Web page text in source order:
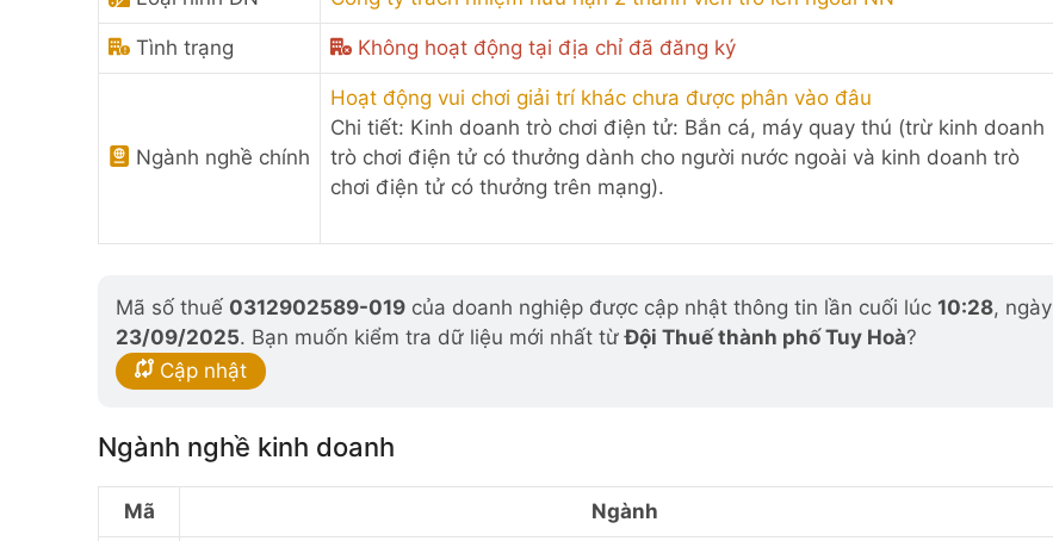
Tình trạng Không hoạt động tại địa chỉ đã đăng ký
Ngành nghề chính
Hoạt động vui chơi giải trí khác chưa được phân vào đâu
Chi tiết: Kinh doanh trò chơi điện tử: Bắn cá, máy quay thú (trừ kinh doanh
trò chơi điện tử có thưởng dành cho người nước ngoài và kinh doanh trò
chơi điện tử có thưởng trên mạng).
Mã số thuế 0312902589-019 của doanh nghiệp được cập nhật thông tin lần cuối lúc 10:28, ngày
23/09/2025. Bạn muốn kiểm tra dữ liệu mới nhất từĐội Thuế thành phố Tuy Hoà?
Cập nhật
Ngành nghề kinh doanh
Mã Ngành